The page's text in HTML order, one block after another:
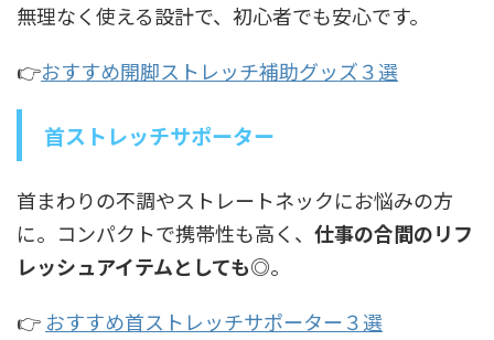
無理なく使える設計で、初心者でも安心です。
👉️おすすめ開脚ストレッチ補助グッズ３選
首ストレッチサポーター
首まわりの不調やストレートネックにお悩みの方
に。コンパクトで携帯性も高く、 仕事の合間のリフ
レッシュアイテムとしても◎。
👉 おすすめ首ストレッチサポーター３選